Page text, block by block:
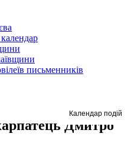
письменників
Дмитро
Календар подій